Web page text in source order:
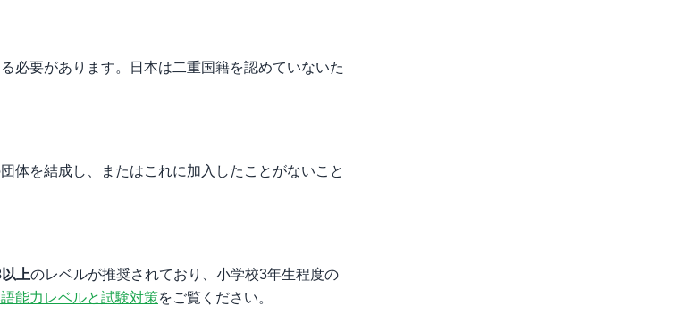
必要があります。日本は二重国籍を認めていないた
体を結成し、またはこれに加入したことがないこと
上のレベルが推奨されており、小学校3年生程度の
能力レベルと試験対策をご覧ください。